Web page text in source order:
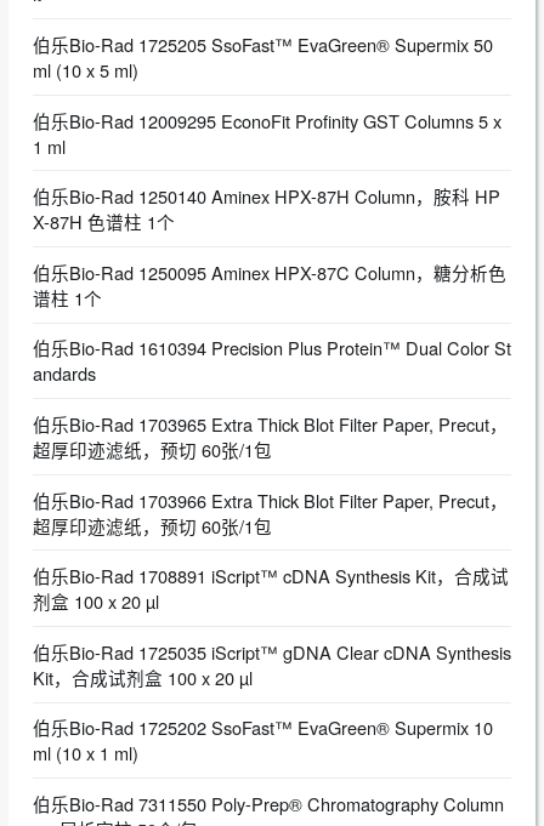
伯乐Bio-Rad 1725205 SsoFast™ EvaGreen® Supermix 50
ml (10 x 5 ml)
伯乐Bio-Rad 12009295 EconoFit Profinity GST Columns 5 x
1 ml
伯乐Bio-Rad 1250140 Aminex HPX-87H Column，胺科 HP
X-87H 色谱柱 1个
伯乐Bio-Rad 1250095 Aminex HPX-87C Column，糖分析色
谱柱 1个
伯乐Bio-Rad 1610394 Precision Plus Protein™ Dual Color St
andards
伯乐Bio-Rad 1703965 Extra Thick Blot Filter Paper, Precut，
超厚印迹滤纸，预切 60张/1包
伯乐Bio-Rad 1703966 Extra Thick Blot Filter Paper, Precut，
超厚印迹滤纸，预切 60张/1包
伯乐Bio-Rad 1708891 iScript™ cDNA Synthesis Kit，合成试
剂盒 100 x 20 µl
伯乐Bio-Rad 1725035 iScript™ gDNA Clear cDNA Synthesis
Kit，合成试剂盒 100 x 20 µl
伯乐Bio-Rad 1725202 SsoFast™ EvaGreen® Supermix 10
ml (10 x 1 ml)
伯乐Bio-Rad 7311550 Poly-Prep® Chromatography Column